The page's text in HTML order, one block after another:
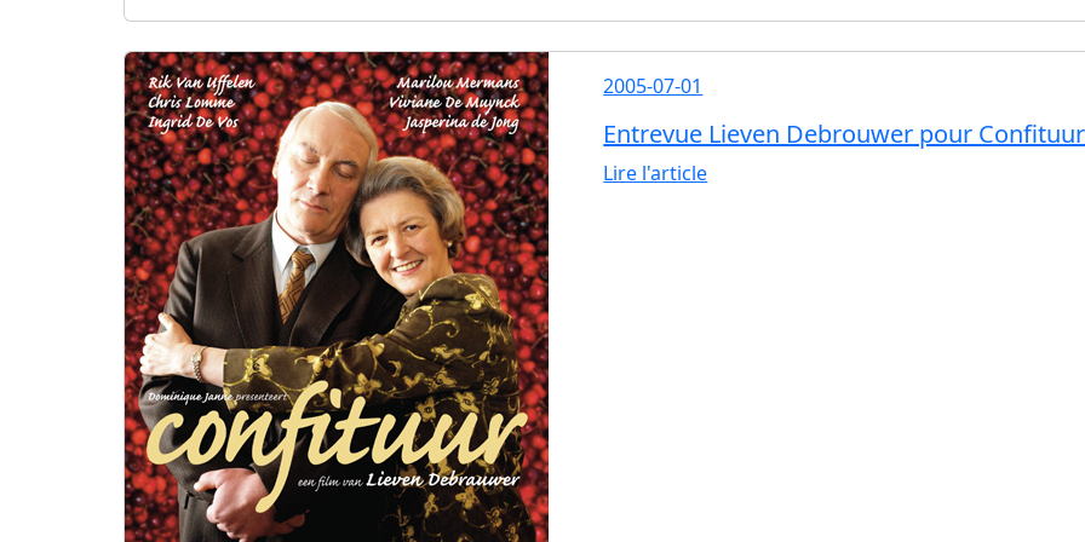
2005-07-01
Entrevue Lieven Debrouwer pour Confituur
Lire l'article